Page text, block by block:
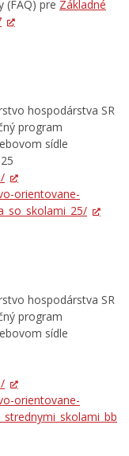
(FAQ) pre Základné
hospodárstva SR
program
sídle
orientovane-
hospodárstva SR
program
sídle
orientovane-